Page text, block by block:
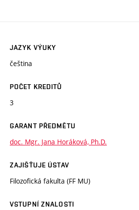
JAZYK VÝUKY
čeština
POČET KREDITŮ
3
GARANT PŘEDMĚTU
doc. Mgr. Jana Horáková, Ph.D.
ZAJIŠŤUJE ÚSTAV
Filozofická fakulta (FF MU)
VSTUPNÍ ZNALOSTI